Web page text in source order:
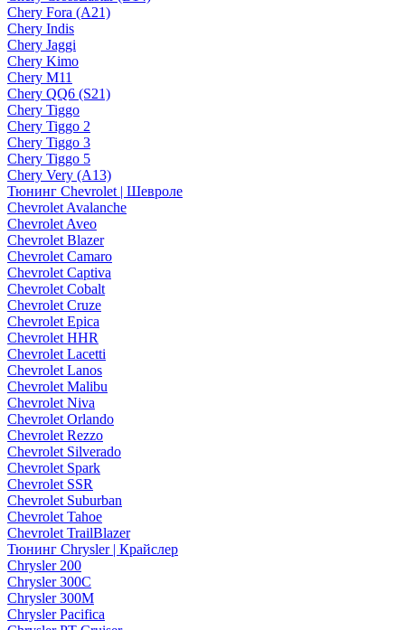
Chery Fora (A21)
Chery Indis
Chery Jaggi
Chery Kimo
Chery M11
Chery QQ6 (S21)
Chery Tiggo
Chery Tiggo 2
Chery Tiggo 3
Chery Tiggo 5
Chery Very (A13)
Тюнинг Chevrolet | Шевроле
Chevrolet Avalanche
Chevrolet Aveo
Chevrolet Blazer
Chevrolet Camaro
Chevrolet Captiva
Chevrolet Cobalt
Chevrolet Cruze
Chevrolet Epica
Chevrolet HHR
Chevrolet Lacetti
Chevrolet Lanos
Chevrolet Malibu
Chevrolet Niva
Chevrolet Orlando
Chevrolet Rezzo
Chevrolet Silverado
Chevrolet Spark
Chevrolet SSR
Chevrolet Suburban
Chevrolet Tahoe
Chevrolet TrailBlazer
Тюнинг Chrysler | Крайслер
Chrysler 200
Chrysler 300C
Chrysler 300M
Chrysler Pacifica